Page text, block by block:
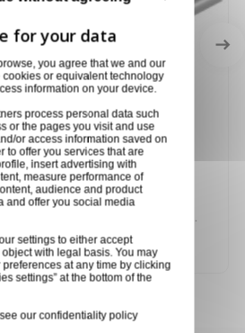
you agree that we and our
cookies or equivalent technology
information on your device.
process personal data such
or the pages you visit and use
or access information saved on
to offer you services that are
insert advertising with
measure performance of
audience and product
and offer you social media
settings to either accept
with legal basis. You may
at any time by clicking
settings” at the bottom of the
ourconfidentiality policy